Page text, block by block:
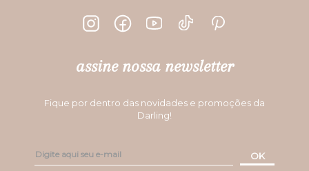
assine nossa newsletter
Fique por dentro das novidades e promoções da
Darling!
OK